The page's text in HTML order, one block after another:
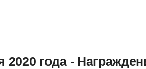
2020 года -